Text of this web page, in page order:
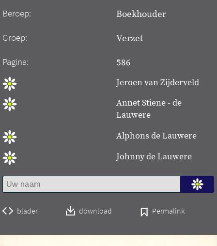
Beroep: Boekhouder
Groep: Verzet
Pagina: 586
Jeroen van Zijderveld
Annet Stiene - de
Lauwere
Alphons de Lauwere
Johnny de Lauwere
blader download Permalink